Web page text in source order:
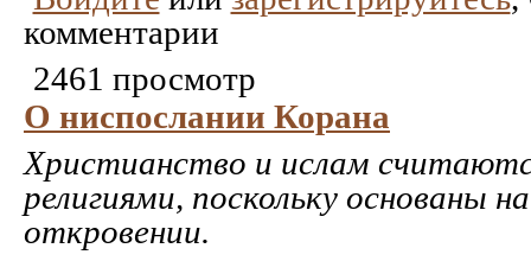
комментарии
2461 просмотр
О ниспослании Корана
Христианство и ислам
религиями, поскольку основаны
откровении.